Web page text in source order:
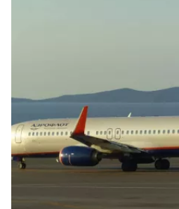
Pokračovať s